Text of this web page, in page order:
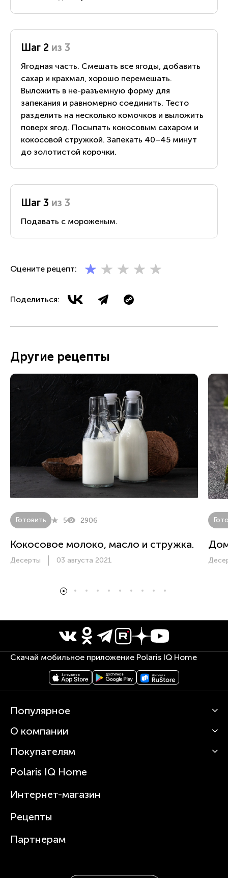
Шаг 2 из 3
Ягодная часть. Смешать все ягоды, добавить
сахар и крахмал, хорошо перемешать.
Выложить в не-разъемную форму для
запекания и равномерно соединить. Тесто
разделить на несколько комочков и выложить
поверх ягод. Посыпать кокосовым сахаром и
кокосовой стружкой. Запекать 40–45 минут
до золотистой корочки.
Шаг 3 из 3
Подавать с мороженым.
Оцените рецепт:
Поделиться:
Другие рецепты
Готовить 5 2906
Кокосовое молоко, масло и стружка.
Десерты 03 августа 2021
Скачай мобильное приложение Polaris IQ Home
Популярное
Кофемашины
Вертикальные пылесосы
Зубные щетки и ирригаторы
Увлажнители
Посуда
О компании
О Polaris
Статьи
Покупателям
Сервисные центры
Где купить
Polaris IQ Home
Интернет-магазин
Рецепты
Партнерам